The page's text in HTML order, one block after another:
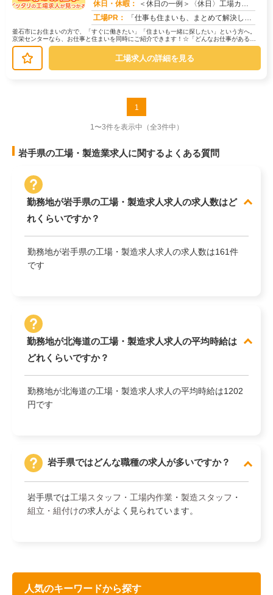
休日・休暇：
＜休日の一例＞〈休日〉工場カレンダーによる★年間休日120日以上のお仕事もあり（配属先による）★有給休暇あり※配属...
工場PR：
「仕事も住まいも、まとめて解決したい！」そんなあなたを応援します。株式会社京栄センターでは、全国の工場求人をご紹介...
釜石市にお住まいの方で、「すぐに働きたい」「住まいも一緒に探したい」という方へ。
京栄センターなら、お仕事と住まいを同時にご紹介できます！☆「どんなお仕事がある
の？」→ 製造・組立・検査・軽作業な...
工場求人の詳細を見る
1
1〜3件を表示中 （全3件中）
岩手県の工場・製造業求人に関するよくある質問
勤務地が岩手県の工場・製造求人求人の求人数はど
れくらいですか？
勤務地が岩手県の工場・製造求人求人の求人数は161件
です
勤務地が北海道の工場・製造求人求人の平均時給は
どれくらいですか？
勤務地が北海道の工場・製造求人求人の平均時給は1202
円です
岩手県ではどんな職種の求人が多いですか？
岩手県では工場スタッフ・工場内作業 ・ 製造スタッフ ・
組立・組付けの求人がよく見られています。
人気のキーワードから探す